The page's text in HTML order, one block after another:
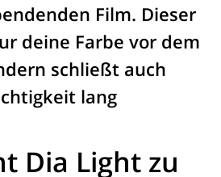
Film. Dieser
deine Farbe vor dem
schließt auch
lang
Dia Light zu